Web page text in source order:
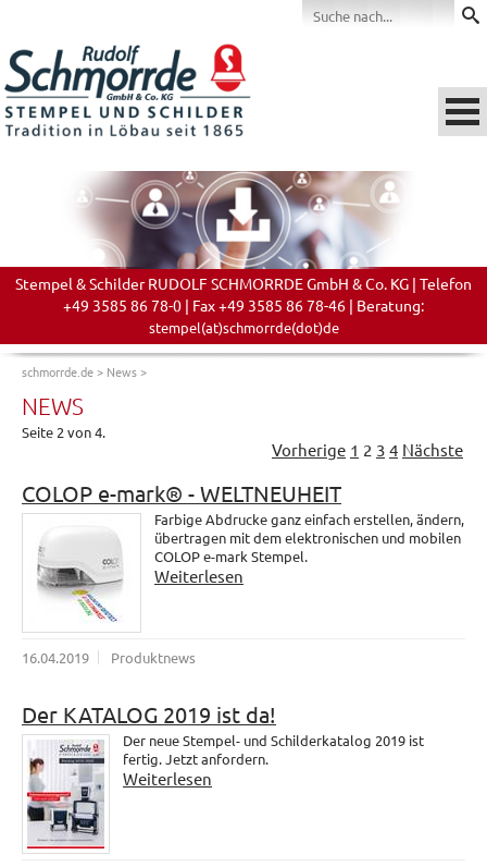
Stempel & Schilder RUDOLF SCHMORRDE GmbH & Co. KG | Telefon
+49 3585 86 78-0 | Fax +49 3585 86 78-46 | Beratung:
stempel(at)schmorrde(dot)de
schmorrde.de> News>
NEWS
Seite 2 von 4.
Vorherige 1 2 3 4 Nächste
COLOP e-mark® - WELTNEUHEIT
Farbige Abdrucke ganz einfach erstellen, ändern,
übertragen mit dem elektronischen und mobilen
COLOP e-mark Stempel.
Weiterlesen
16.04.2019 Produktnews
Der KATALOG 2019 ist da!
Der neue Stempel- und Schilderkatalog 2019 ist
fertig. Jetzt anfordern.
Weiterlesen